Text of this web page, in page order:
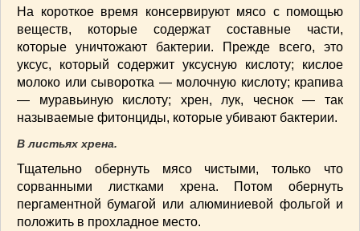
Овощные(52)
Рыбные (18)
СОУСЫ
ПЕЧЕМ ВМЕСТЕ(257)
Блинчики(13)
Печенье(22)
Пироги (139)
(13)
Торты (54)
Торты без выпечки(7)
НАПИТКИ (26)
На короткое время консервируют мясо с помощью
веществ, которые содержат составные части,
которые уничтожают бактерии. Прежде всего, это
уксус, который содержит уксусную кислоту; кислое
молоко или сыворотка — молочную кислоту; крапива
— муравьиную кислоту; хрен, лук, чеснок — так
называемые фитонциды, которые убивают бактерии.
В листьях хрена.
Тщательно обернуть мясо чистыми, только что
сорванными листками хрена. Потом обернуть
пергаментной бумагой или алюминиевой фольгой и
положить в прохладное место.